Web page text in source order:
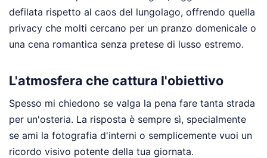
defilata rispetto al caos del lungolago, offrendo quella
privacy che molti cercano per un pranzo domenicale o
una cena romantica senza pretese di lusso estremo.
L'atmosfera che cattura l'obiettivo
Spesso mi chiedono se valga la pena fare tanta strada
per un'osteria. La risposta è sempre sì, specialmente
se ami la fotografia d'interni o semplicemente vuoi un
ricordo visivo potente della tua giornata.